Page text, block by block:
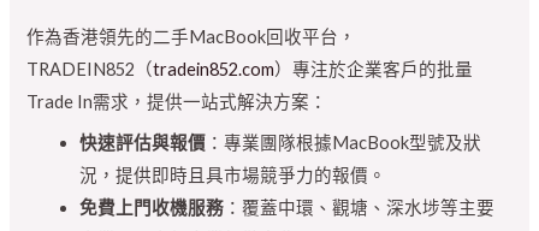
作為香港領先的二手MacBook回收平台，
TRADEIN852（tradein852.com）專注於企業客戶的批量
Trade In需求，提供一站式解決方案：
快速評估與報價 ：專業團隊根據MacBook型號及狀
況，提供即時且具市場競爭力的報價。
免費上門收機服務 ：覆蓋中環、觀塘、深水埗等主要